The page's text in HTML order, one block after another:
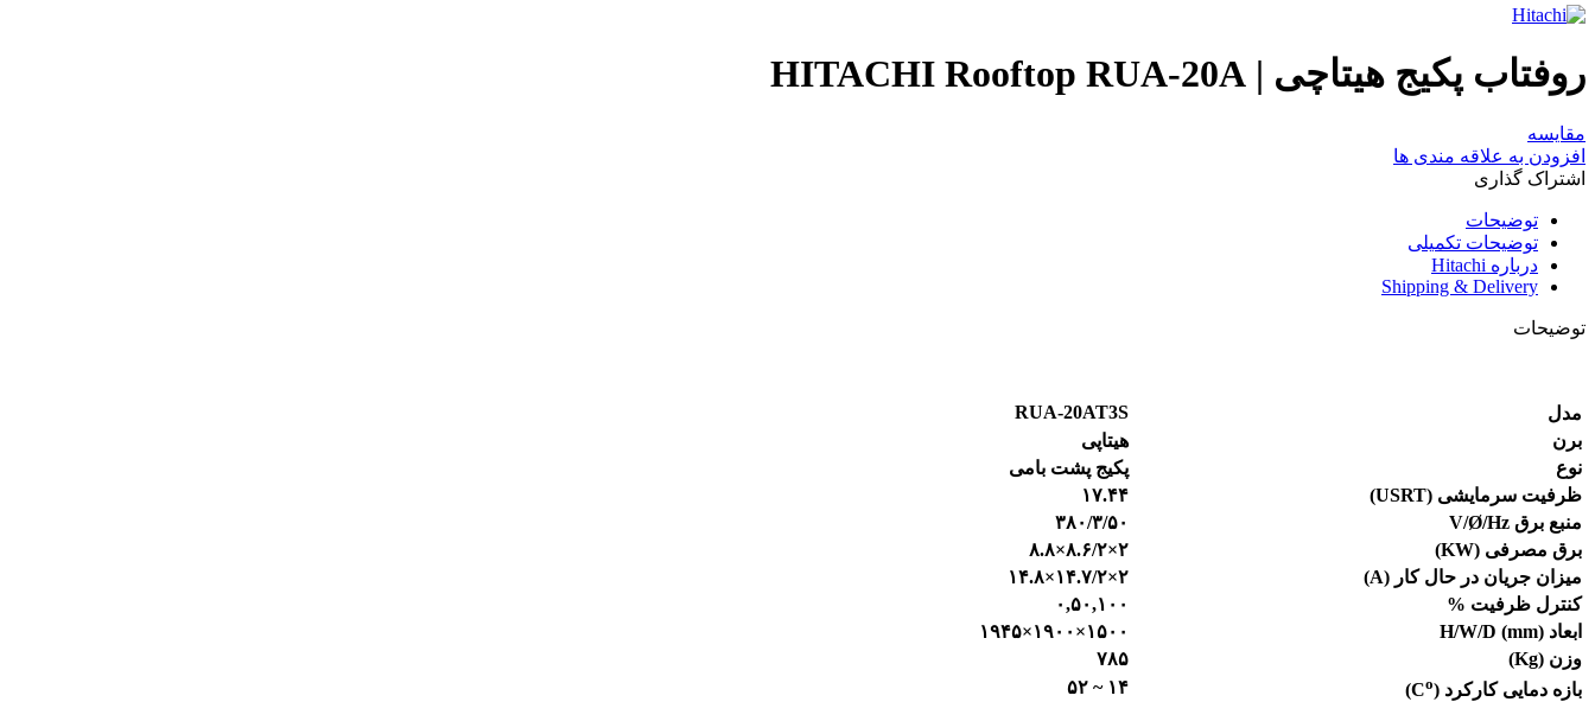
روفتاب پکیج هیتاچی | HITACHI Rooftop RUA-20A
مقایسه
افزودن به علاقه مندی ها
اشتراک گذاری
توضیحات
توضیحات تکمیلی
درباره Hitachi
Shipping & Delivery
توضیحات
مدل
RUA-20AT3S
برن
هیتاپی
نوع
پکیج پشت بامی
ظرفیت سرمایشی (
USRT
)
۱۷.۴۴
منبع برق V/Ø/Hz
۳۸۰/۳/۵۰
برق مصرفی (KW
)
۲×۸.۶/۲×۸.۸
میزان جریان در حال کار (A
)
۲×۱۴.۷/۲×۱۴.۸
کنترل ظرفیت %
۰,۵۰,۱۰۰
ابعاد
H/W/D (mm)
۱۵۰۰×۱۹۰۰×۱۹۴۵
وزن ( Kg
)
۷۸۵
بازه دمایی کارکرد ( Co
)
۱۴ ~ ۵۲